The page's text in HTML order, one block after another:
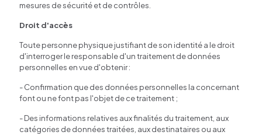
mesures de sécurité et de contrôles.
Droit d'accès
Toute personne physique justifiant de son identité a le droit
d'interroger le responsable d'un traitement de données
personnelles en vue d'obtenir :
- Confirmation que des données personnelles la concernant
font ou ne font pas l'objet de ce traitement ;
- Des informations relatives aux finalités du traitement, aux
catégories de données traitées, aux destinataires ou aux